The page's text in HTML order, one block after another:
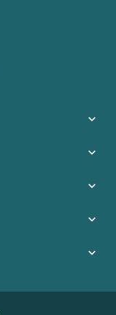




